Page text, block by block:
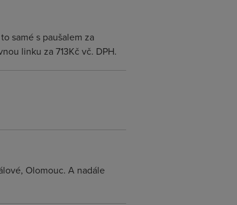
samé s paušalem za
linku za 713Kč vč. DPH.
Olomouc. A nadále